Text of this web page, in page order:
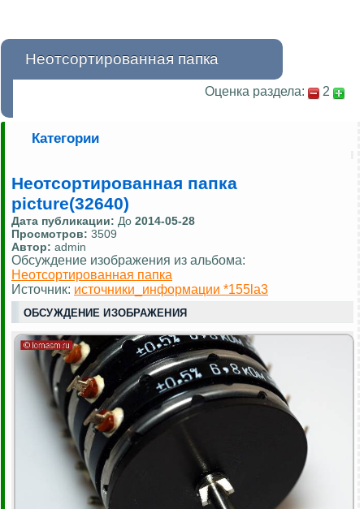
Неотсортированная папка
Оценка раздела: 2
Категории
Неотсортированная папка
picture(32640)
Дата публикации: До 2014-05-28
Просмотров: 3509
Автор: admin
Обсуждение изображения из альбома:
Неотсортированная папка
Источник: источники_информации *155la3
ОБСУЖДЕНИЕ ИЗОБРАЖЕНИЯ